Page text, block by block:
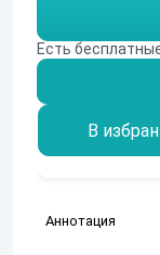
Есть
В
Аннотация